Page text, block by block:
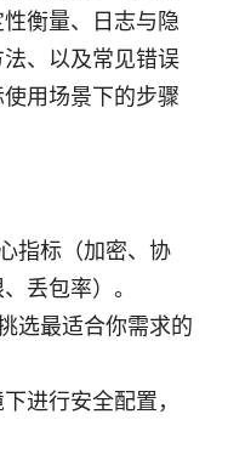
衡量、日志与隐
、以及常见错误
用场景下的步骤
指标（加密、协
丢包率）。
选最适合你需求的
进行安全配置，